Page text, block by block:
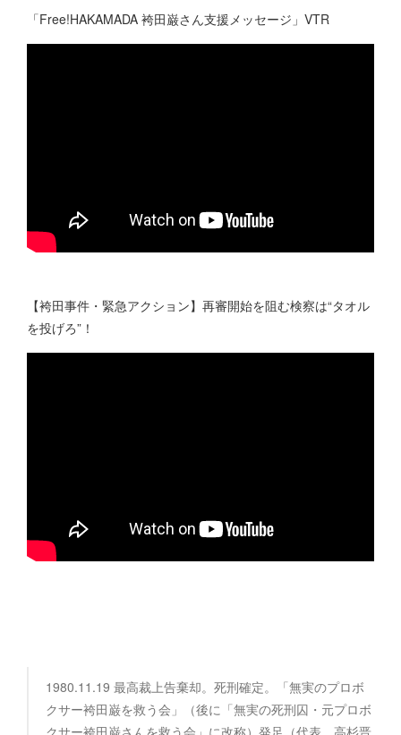
「Free!HAKAMADA 袴田巌さん支援メッセージ」VTR
【袴田事件・緊急アクション】再審開始を阻む検察は“タオル
を投げろ”！
1980.11.19 最高裁上告棄却。死刑確定。「無実のプロボ
クサー袴田巌を救う会」（後に「無実の死刑囚・元プロボ